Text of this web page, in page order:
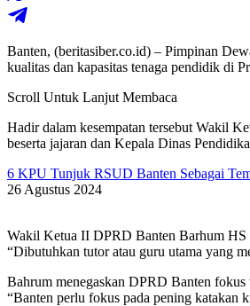
Banten, (beritasiber.co.id) – Pimpinan
kualitas dan kapasitas tenaga pendidik di
Scroll Untuk Lanjut Membaca
Hadir dalam kesempatan tersebut Wakil
beserta jajaran dan Kepala Dinas
6 KPU Tunjuk RSUD Banten Sebagai
26 Agustus 2024
Wakil Ketua II DPRD Banten Barhum HS
“Dibutuhkan tutor atau guru utama yang
Bahrum menegaskan DPRD Banten fokus
“Banten perlu fokus pada pening katakan